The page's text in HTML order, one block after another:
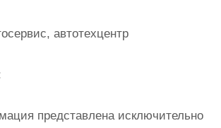
автотехцентр
представлена исключительно